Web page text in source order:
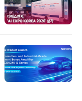
시놀로지,
상 보안 카메
AIPD
“특허분석
'AX' 시대 본